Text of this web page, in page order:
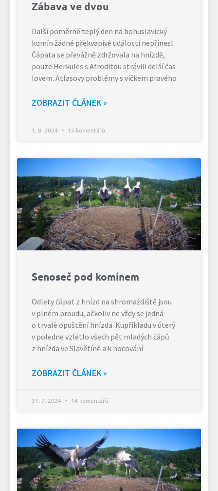
Zábava ve dvou
Další poměrně teplý den na bohuslavický
komín žádné překvapivé události nepřinesl.
Čápata se převážně zdržovala na hnízdě,
pouze Herkules s Afroditou strávili delší čas
lovem. Atlasovy problémy s víčkem pravého
ZOBRAZIT ČLÁNEK »
1. 8. 2024 15 komentářů
Senoseč pod komínem
Odlety čápat z hnízd na shromaždiště jsou
v plném proudu, ačkoliv ne vždy se jedná
o trvalé opuštění hnízda. Kupříkladu v úterý
v poledne vzlétlo všech pět mladých čápů
z hnízda ve Slavětíně a k nocování
ZOBRAZIT ČLÁNEK »
31. 7. 2024 14 komentářů